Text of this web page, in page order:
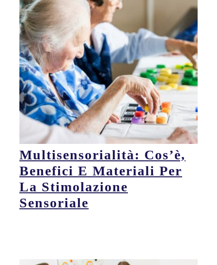
Multisensorialità: Cos’è,
Benefici E Materiali Per
La Stimolazione
Sensoriale